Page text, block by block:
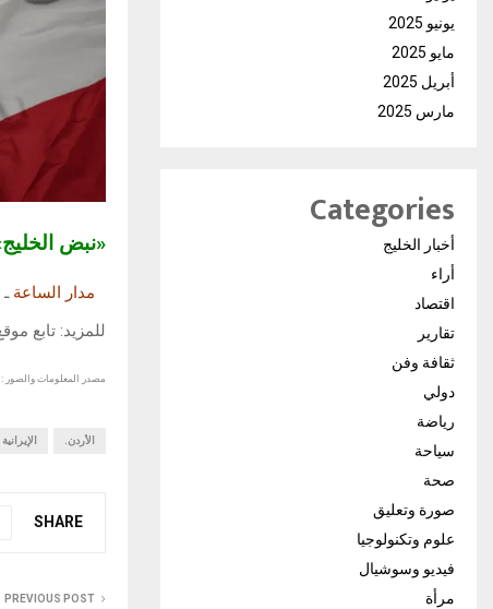
«نبض
مدار الساعةـ
للمزيد: تابع
مصدر المعلومات والصور :
الأردن. الإيرانية
SHARE
PREVIOUS POST
يونيو 2025
مايو 2025
أبريل 2025
مارس 2025
Categories
أخبار الخليج
أراء
اقتصاد
تقارير
ثقافة وفن
دولي
رياضة
سياحة
صحة
صورة وتعليق
علوم وتكنولوجيا
فيديو وسوشيال
مرأة